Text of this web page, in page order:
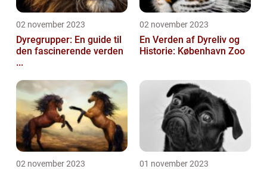
02 november 2023
Dyregrupper: En guide til
den fascinerende verden
...
02 november 2023
En Verden af Dyreliv og
Historie: København Zoo
02 november 2023 01 november 2023